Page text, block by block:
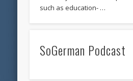
such as education- …
SoGerman Podcast